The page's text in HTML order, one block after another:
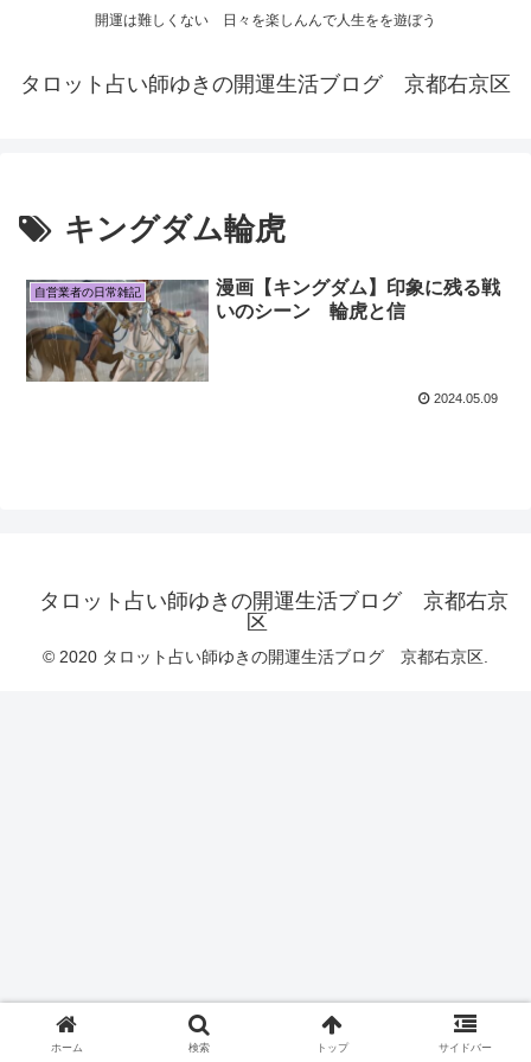
開運は難しくない 日々を楽しんんで人生をを遊ぼう
タロット占い師ゆきの開運生活ブログ 京都右京区
キングダム輪虎
自営業者の日常雑記
漫画【キングダム】印象に残る戦
いのシーン 輪虎と信
2024.05.09
タロット占い師ゆきの開運生活ブログ 京都右京
区
© 2020 タロット占い師ゆきの開運生活ブログ 京都右京区.
ホーム 検索 トップ サイドバー